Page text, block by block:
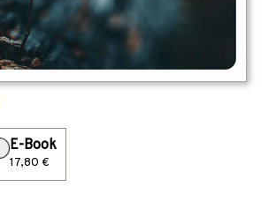
E-Book
17,80 €